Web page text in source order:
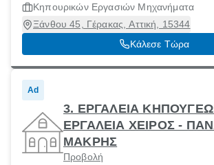
Κηπουρικών Εργασιών Μηχανήματα
Ξάνθου 45, Γέρακας, Αττική, 15344
Κάλεσε Τώρα
Ad
3. ΕΡΓΑΛΕΙΑ
ΕΡΓΑΛΕΙΑ ΧΕΙΡΟΣ -
ΜΑΚΡΗΣ
Προβολή